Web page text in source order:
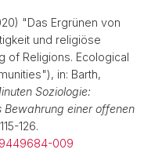
"Das Ergrünen von
und religiöse
of Religions. Ecological
in: Barth,
Soziologie:
einer offenen
126.
009